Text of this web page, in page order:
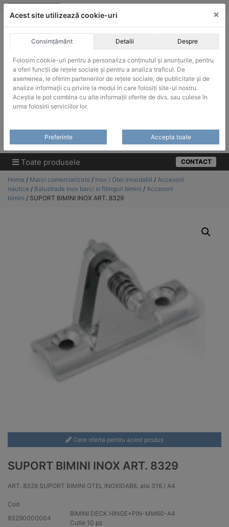
Skip
ACHIZITII PUBLICE
Produsele pot fi achizitionate si in sistemul SEAP / SICAP
Products
Toate produsele CONTACT
Home / Marci comercializate / Inox / Otel inoxidabil / Accesorii
nautice / Balustrade inox barci si fitinguri bimini / Accesorii
bimini / SUPORT BIMINI INOX ART. 8329
Cere oferta pentru acest produs
SUPORT BIMINI INOX ART. 8329
ART. 8329 SUPORT BIMINI OTEL INOXIDABIL aisi 316 / A4
Cod
83290000004
BIMINI DECK HINGE+PIN-MM60-A4
Cutie 10 pz
Acest site utilizează cookie-uri ×
Consimțământ Detalii Despre
Folosim cookie-uri pentru a personaliza conținutul și anunțurile, pentru
a oferi funcții de rețele sociale și pentru a analiza traficul. De
asemenea, le oferim partenerilor de rețele sociale, de publicitate și de
analize informații cu privire la modul în care folosiți site-ul nostru.
Aceștia le pot combina cu alte informații oferite de dvs. sau culese în
urma folosirii serviciilor lor.
Preferinte Accepta toate